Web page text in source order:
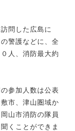
問した広島に
警護などに、全
人、消防最大約
参加人数は公表
市、津山圏域か
山市消防の隊員
くことができま